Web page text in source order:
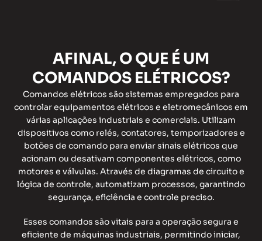
AFINAL, O QUE É UM
COMANDOS ELÉTRICOS?
Comandos elétricos são sistemas empregados para
controlar equipamentos elétricos e eletromecânicos em
várias aplicações industriais e comerciais. Utilizam
dispositivos como relés, contatores, temporizadores e
botões de comando para enviar sinais elétricos que
acionam ou desativam componentes elétricos, como
motores e válvulas. Através de diagramas de circuito e
lógica de controle, automatizam processos, garantindo
segurança, eficiência e controle preciso.
Esses comandos são vitais para a operação segura e
eficiente de máquinas industriais, permitindo iniciar,